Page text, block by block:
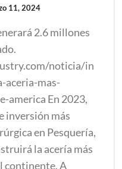
11, 2024
2.6 millones
noticia/in
aceria-mas-
america En 2023,
inversión más
en Pesquería,
la acería más
continente. A